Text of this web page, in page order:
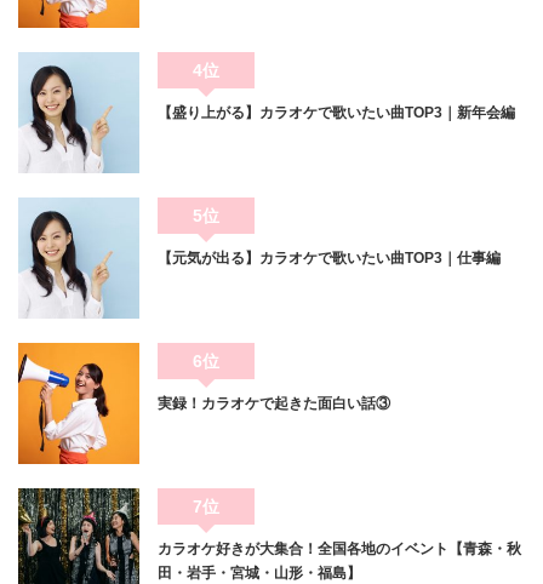
4位
【盛り上がる】カラオケで歌いたい曲TOP3｜新年会編
5位
【元気が出る】カラオケで歌いたい曲TOP3｜仕事編
6位
実録！カラオケで起きた面白い話③
7位
カラオケ好きが大集合！全国各地のイベント【青森・秋
田・岩手・宮城・山形・福島】